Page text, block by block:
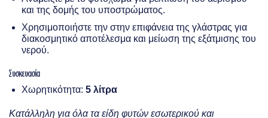
και της δομής του υποστρώματος.
Χρησιμοποιήστε την στην επιφάνεια της γλάστρας για
διακοσμητικό αποτέλεσμα και μείωση της εξάτμισης του
νερού.
Συσκευασία
Χωρητικότητα: 5 λίτρα
Κατάλληλη για όλα τα είδη φυτών εσωτερικού και